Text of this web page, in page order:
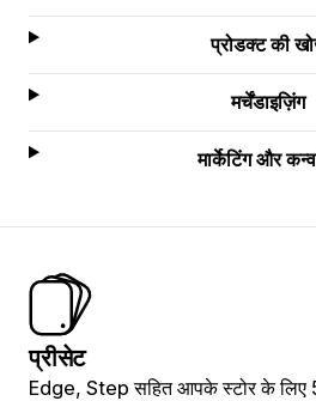
प्रोडक्ट की
मर्चेंडाइज़िंग
मार्केटिंग और
प्रीसेट
Edge, Step सहित आपके स्टोर के लिए